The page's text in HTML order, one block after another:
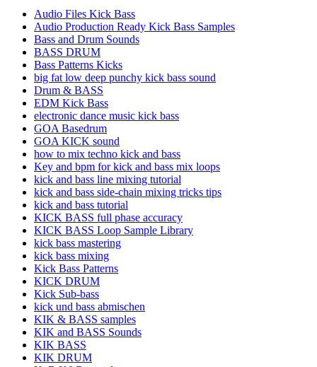
Audio Files Kick Bass
Audio Production Ready Kick Bass Samples
Bass and Drum Sounds
BASS DRUM
Bass Patterns Kicks
big fat low deep punchy kick bass sound
Drum & BASS
EDM Kick Bass
electronic dance music kick bass
GOA Basedrum
GOA KICK sound
how to mix techno kick and bass
Key and bpm for kick and bass mix loops
kick and bass line mixing tutorial
kick and bass side-chain mixing tricks tips
kick and bass tutorial
KICK BASS full phase accuracy
KICK BASS Loop Sample Library
kick bass mastering
kick bass mixing
Kick Bass Patterns
KICK DRUM
Kick Sub-bass
kick und bass abmischen
KIK & BASS samples
KIK and BASS Sounds
KIK BASS
KIK DRUM